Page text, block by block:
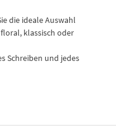
die ideale Auswahl
klassisch oder
Schreiben und jedes